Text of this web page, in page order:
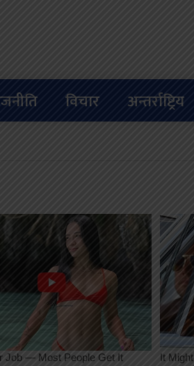
विचार अन्तर्राष्ट्रिय